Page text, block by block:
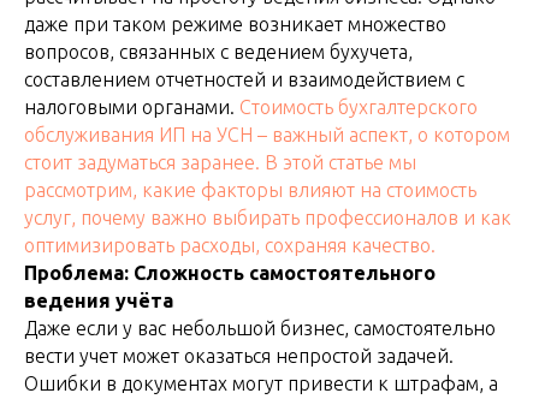
даже при таком режиме возникает множество
вопросов, связанных с ведением бухучета,
составлением отчетностей и взаимодействием с
налоговыми органами. Стоимость бухгалтерского
обслуживания ИП на УСН – важный аспект, о котором
стоит задуматься заранее. В этой статье мы
рассмотрим, какие факторы влияют на стоимость
услуг, почему важно выбирать профессионалов и как
оптимизировать расходы, сохраняя качество.
Проблема: Сложность самостоятельного
ведения учёта
Даже если у вас небольшой бизнес, самостоятельно
вести учет может оказаться непростой задачей.
Ошибки в документах могут привести к штрафам, а